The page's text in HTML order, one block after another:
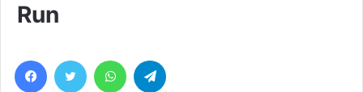
Run
Facebook
Twitter WhatsApp